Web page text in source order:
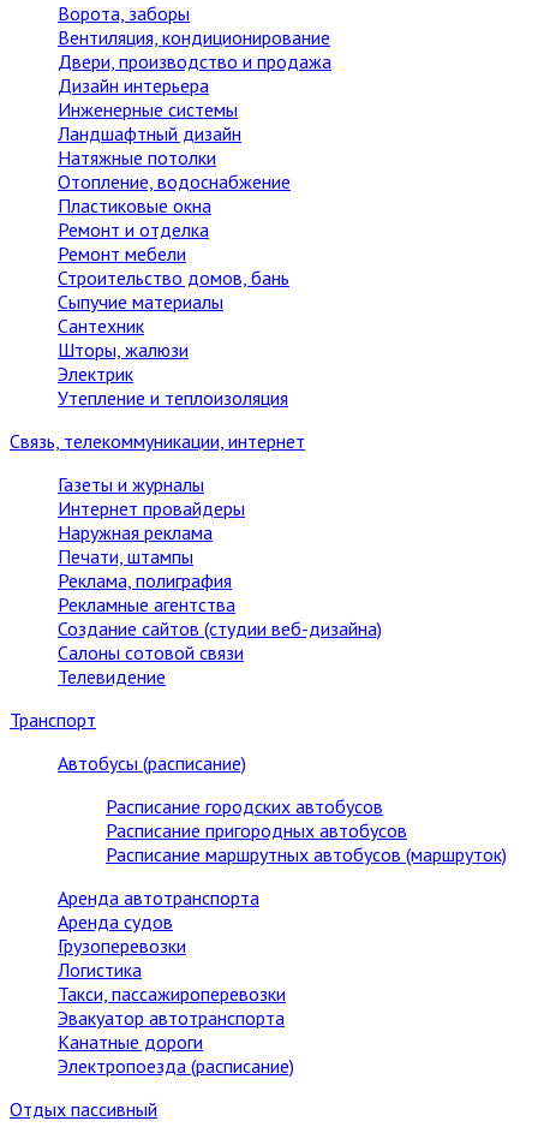
Ворота, заборы
Вентиляция, кондиционирование
Двери, производство и продажа
Дизайн интерьера
Инженерные системы
Ландшафтный дизайн
Натяжные потолки
Отопление, водоснабжение
Пластиковые окна
Ремонт и отделка
Ремонт мебели
Строительство домов, бань
Сыпучие материалы
Сантехник
Шторы, жалюзи
Электрик
Утепление и теплоизоляция
Связь, телекоммуникации, интернет
Газеты и журналы
Интернет провайдеры
Наружная реклама
Печати, штампы
Реклама, полиграфия
Рекламные агентства
Создание сайтов (студии веб-дизайна)
Салоны сотовой связи
Телевидение
Транспорт
Автобусы (расписание)
Расписание городских автобусов
Расписание пригородных автобусов
Расписание маршрутных автобусов (маршруток)
Аренда автотранспорта
Аренда судов
Грузоперевозки
Логистика
Такси, пассажироперевозки
Эвакуатор автотранспорта
Канатные дороги
Электропоезда (расписание)
Отдых пассивный